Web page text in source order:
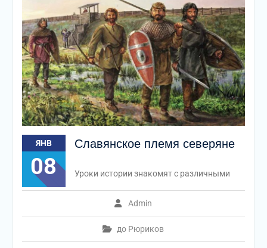
ЯНВ
08
Славянское племя северяне
Admin
до Рюриков
Уроки истории знакомят с различными